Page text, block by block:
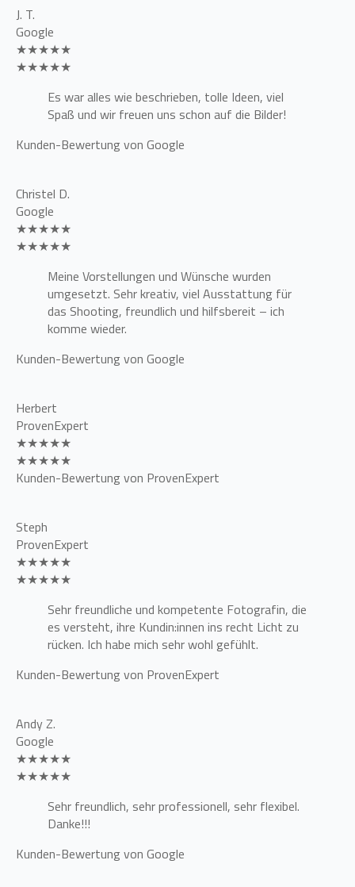
J. T.
Google
★★★★★
★★★★★
Es war alles wie beschrieben, tolle Ideen, viel
Spaß und wir freuen uns schon auf die Bilder!
Kunden-Bewertung von Google
Christel D.
Google
★★★★★
★★★★★
Meine Vorstellungen und Wünsche wurden
umgesetzt. Sehr kreativ, viel Ausstattung für
das Shooting, freundlich und hilfsbereit – ich
komme wieder.
Kunden-Bewertung von Google
Herbert
ProvenExpert
★★★★★
★★★★★
Kunden-Bewertung von ProvenExpert
Steph
ProvenExpert
★★★★★
★★★★★
Sehr freundliche und kompetente Fotografin, die
es versteht, ihre Kundin:innen ins recht Licht zu
rücken. Ich habe mich sehr wohl gefühlt.
Kunden-Bewertung von ProvenExpert
Andy Z.
Google
★★★★★
★★★★★
Sehr freundlich, sehr professionell, sehr flexibel.
Danke!!!
Kunden-Bewertung von Google